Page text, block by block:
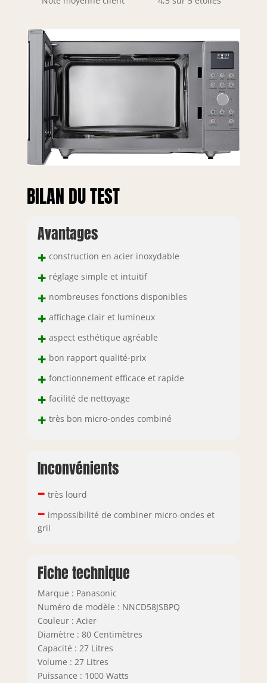
BILAN DU TEST
Avantages
+ construction en acier inoxydable
+ réglage simple et intuitif
+ nombreuses fonctions disponibles
+ affichage clair et lumineux
+ aspect esthétique agréable
+ bon rapport qualité-prix
+ fonctionnement efficace et rapide
+ facilité de nettoyage
+ très bon micro-ondes combiné
Inconvénients
– très lourd
– impossibilité de combiner micro-ondes et
gril
Fiche technique
Marque : Panasonic
Numéro de modèle : NNCD58JSBPQ
Couleur : Acier
Diamètre : 80 Centimètres
Capacité : 27 Litres
Volume : 27 Litres
Puissance : 1000 Watts